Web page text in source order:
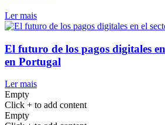
Ler mais
El futuro de los pagos digitales
en Portugal
Ler mais
Empty
Click + to add content
Empty